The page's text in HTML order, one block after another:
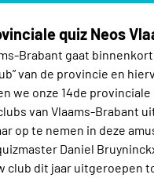
quiz Neos
Brabant gaat binnenkort
van de provincie en
we onze 14de provinciale
van Vlaams-Brabant
op te nemen in deze
Daniel
club dit jaar uitgeroepen